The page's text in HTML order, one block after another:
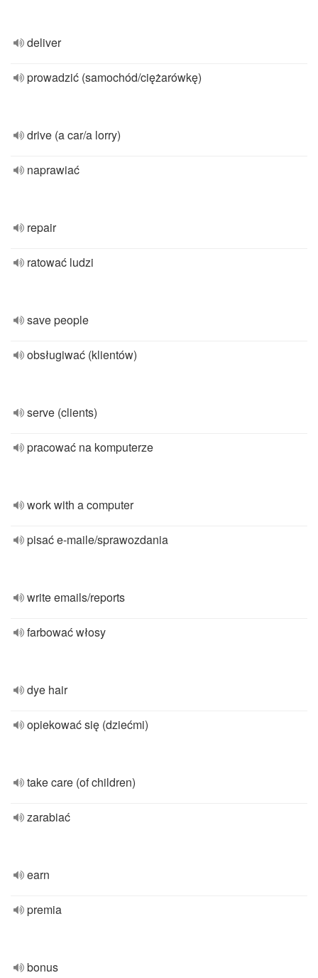
deliver
prowadzić (samochód/ciężarówkę)
drive (a car/a lorry)
naprawiać
repair
ratować ludzi
save people
obsługiwać (klientów)
serve (clients)
pracować na komputerze
work with a computer
pisać e-maile/sprawozdania
write emails/reports
farbować włosy
dye hair
opiekować się (dziećmi)
take care (of children)
zarabiać
earn
premia
bonus